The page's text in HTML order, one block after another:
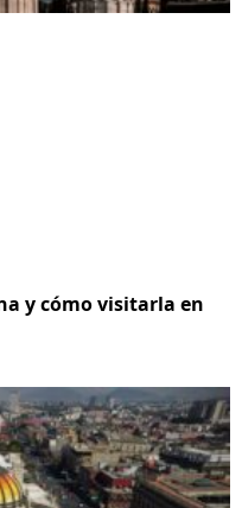
y cómo visitarla en